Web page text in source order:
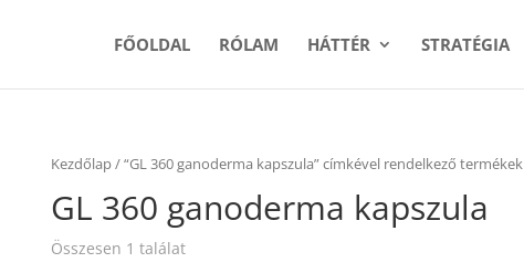
FŐOLDAL RÓLAM HÁTTÉR STRATÉGIA
Kezdőlap/ “GL 360 ganoderma kapszula” címkével rendelkező termékek
GL 360 ganoderma kapszula
Összesen 1 találat